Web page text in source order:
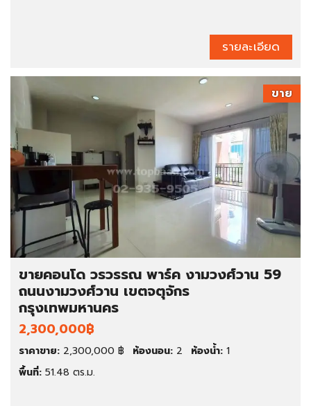
รายละเอียด
ขาย
ขายคอนโด วรวรรณ พาร์ค งามวงศ์วาน 59
ถนนงามวงศ์วาน เขตจตุจักร
กรุงเทพมหานคร
2,300,000฿
ราคาขาย: 2,300,000 ฿ ห้องนอน: 2 ห้องน้ำ: 1
พื้นที่: 51.48 ตร.ม.